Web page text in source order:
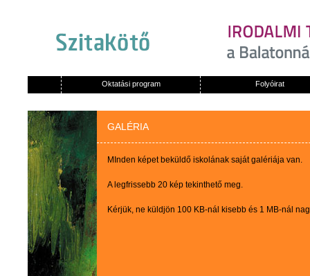
Oktatási program Folyóirat
GALÉRIA
MInden képet beküldő iskolának saját galériája van.
A legfrissebb 20 kép tekinthető meg.
Kérjük, ne küldjön 100 KB-nál kisebb és 1 MB-nál